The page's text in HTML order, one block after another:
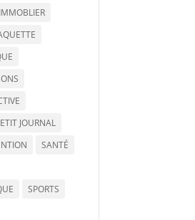
IMMOBLIER
JOURNAL
SANTÉ
SPORTS